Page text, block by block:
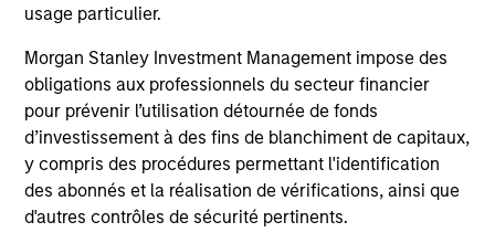
usage particulier.
Morgan Stanley Investment Management impose des
obligations aux professionnels du secteur financier
pour prévenir l’utilisation détournée de fonds
d’investissement à des fins de blanchiment de capitaux,
y compris des procédures permettant l'identification
des abonnés et la réalisation de vérifications, ainsi que
d'autres contrôles de sécurité pertinents.
Investment Approach
We invest in high quality securitized bonds with stable
and predictable cash flows and low credit and event risk.
These types of securities can produce consistent returns